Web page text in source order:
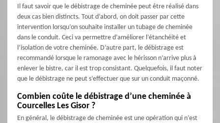
Il faut savoir que le débistrage de cheminée peut être réalisé dans
deux cas bien distincts. Tout d’abord, on doit passer par cette
intervention lorsqu’on souhaite installer un tubage de cheminée
dans le conduit. Ceci va permettre d’améliorer l’étanchéité et
l’isolation de votre cheminée. D’autre part, le débistrage est
recommandé lorsque le ramonage avec le hérisson n’arrive plus à
enlever le bistre, car il est trop consistant. Quelquefois, il faut noter
que le débistrage ne peut s’effectuer que sur un conduit maçonné.
Combien coûte le débistrage d’une cheminée à
Courcelles Les Gisor ?
En général, le débistrage de cheminée est une opération qui n’est